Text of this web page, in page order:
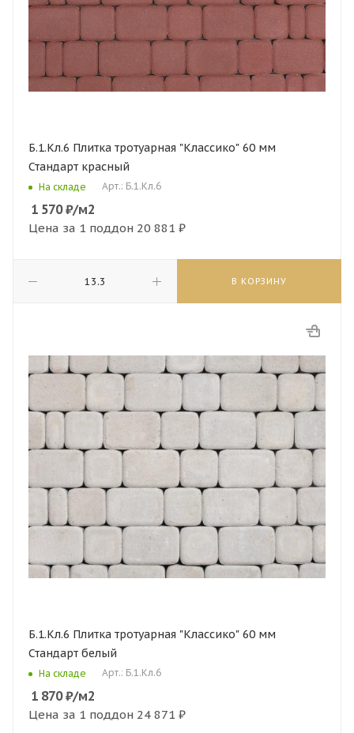
Б.1.Кл.6 Плитка тротуарная "Классико" 60 мм
Стандарт красный
На складе Арт.: Б.1.Кл.6
1 570₽/м2
Цена за 1 поддон 20 881 ₽
В КОРЗИНУ
Б.1.Кл.6 Плитка тротуарная "Классико" 60 мм
Стандарт белый
На складе Арт.: Б.1.Кл.6
1 870₽/м2
Цена за 1 поддон 24 871 ₽